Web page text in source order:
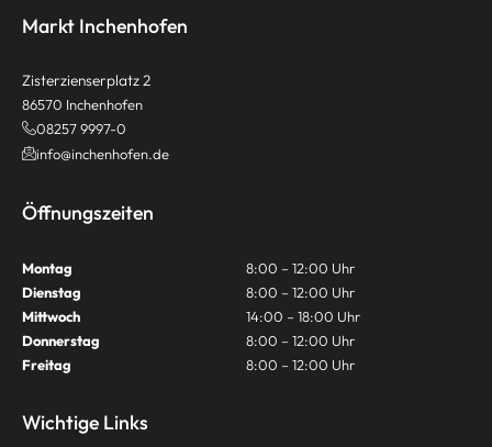
Markt Inchenhofen
Zisterzienserplatz 2
86570 Inchenhofen
08257 9997-0
info@inchenhofen.de
Öffnungszeiten
Montag
8:00 – 12:00 Uhr
Dienstag
8:00 – 12:00 Uhr
Mittwoch
14:00 – 18:00 Uhr
Donnerstag
8:00 – 12:00 Uhr
Freitag
8:00 – 12:00 Uhr
Wichtige Links